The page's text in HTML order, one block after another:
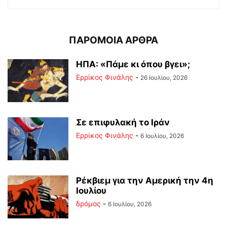
ΠΑΡΟΜΟΙΑ ΑΡΘΡΑ
ΗΠΑ: «Πάμε κι όπου βγει»;
Ερρίκος Φινάλης - 26 Ιουλίου, 2026
Σε επιφυλακή το Ιράν
Ερρίκος Φινάλης - 6 Ιουλίου, 2026
Ρέκβιεμ για την Αμερική την 4η
Ιουλίου
δρόμος - 6 Ιουλίου, 2026